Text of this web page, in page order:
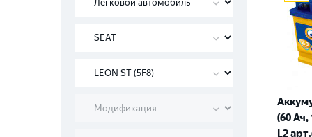
(60 Ач,
L2